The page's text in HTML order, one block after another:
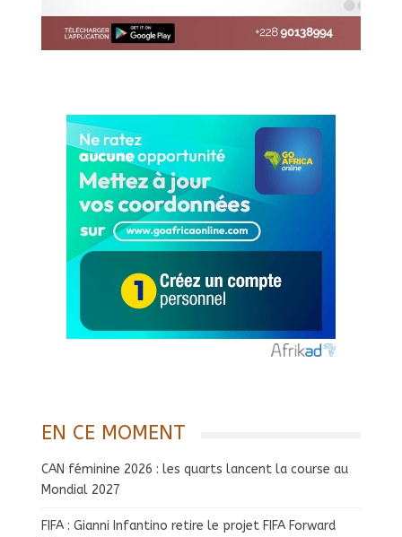
EN CE MOMENT
CAN féminine 2026 : les quarts lancent la course au
Mondial 2027
FIFA : Gianni Infantino retire le projet FIFA Forward